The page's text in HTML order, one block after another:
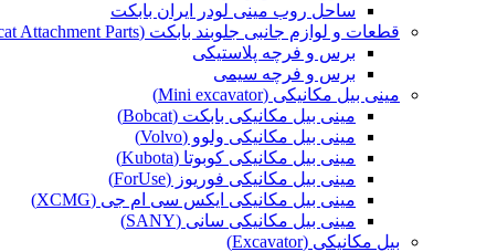
ساحل روب مینی لودر ایران بابکت
قطعات و لوازم جانبی جلوبند بابکت (Bobcat Attachment Parts)
برس و فرچه پلاستیکی
برس و فرچه سیمی
مینی بیل مکانیکی (Mini excavator)
مینی بیل مکانیکی بابکت (Bobcat)
مینی بیل مکانیکی ولوو (Volvo)
مینی بیل مکانیکی کوبوتا (Kubota)
مینی بیل مکانیکی فوریوز (ForUse)
مینی بیل مکانیکی ایکس سی ام جی (XCMG)
مینی بیل مکانیکی سانی (SANY)
بیل مکانیکی (Excavator)